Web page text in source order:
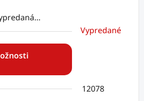
Vypredané
12078